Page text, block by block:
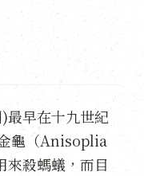
最早在十九世紀
龜（Anisoplia
殺螞蟻，而目